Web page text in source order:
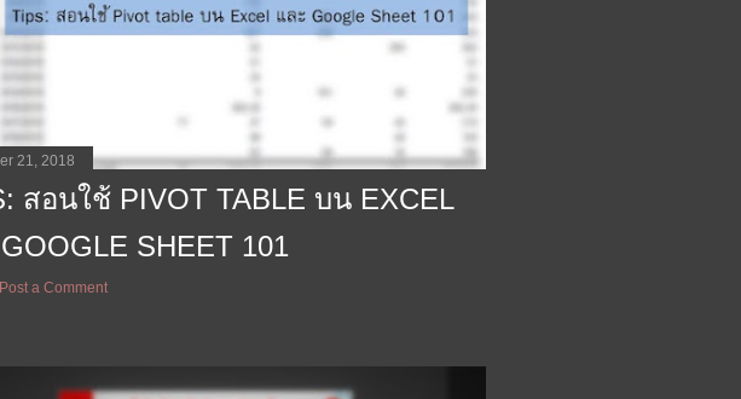
21, 2018
สอนใช้ PIVOT TABLE บน EXCEL
SHEET 101
Post a Comment